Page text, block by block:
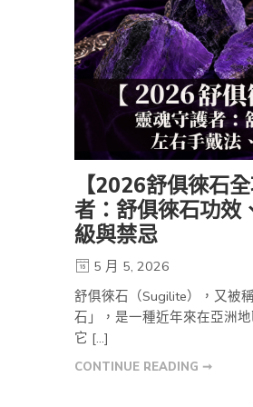
【2026舒俱徠石
者：舒俱徠石功效
級與禁忌
5 月 5, 2026
舒俱徠石（Sugilite），又被
石」，是一種近年來在亞洲
它 […]
CONTINUE READING ➞